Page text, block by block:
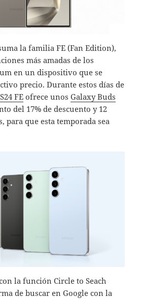
la familia FE (Fan Edition),
más amadas de los
en un dispositivo que se
precio. Durante estos días de
FE ofrece unosGalaxy Buds
del 17% de descuento y 12
para que esta temporada sea
la función Circle to Seach
de buscar en Google con la